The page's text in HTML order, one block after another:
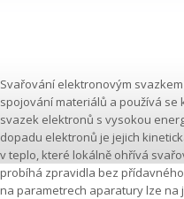
Svařování elektronovým
spojování materiálů a používá se
svazek elektronů s vysokou
dopadu elektronů je jejich
v teplo, které lokálně ohřívá
probíhá zpravidla bez
na parametrech aparatury lze